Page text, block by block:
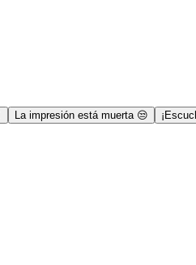
La impresión está muerta 😒